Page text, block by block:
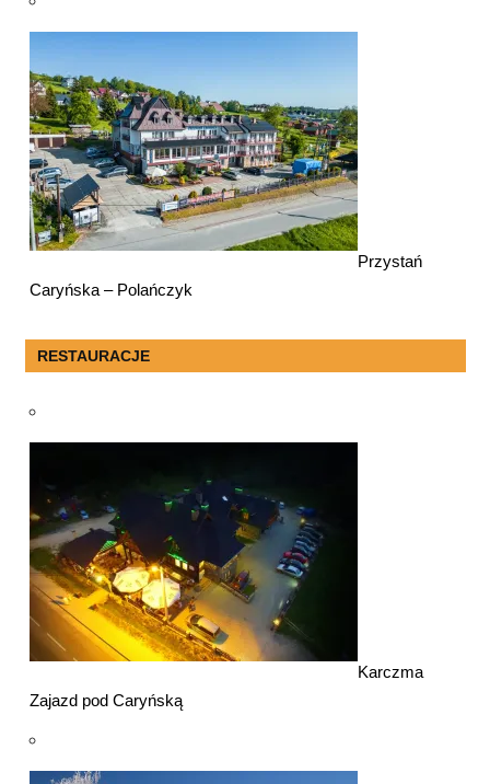
Przystań
Caryńska – Polańczyk
RESTAURACJE
Karczma
Zajazd pod Caryńską